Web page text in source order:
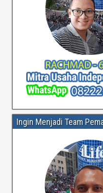
Ingin Menjadi Team